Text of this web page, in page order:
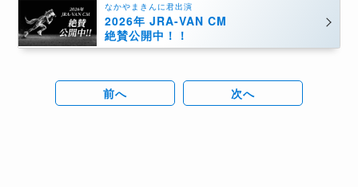
なかやまきんに君出演
2026年 JRA-VAN CM
絶賛公開中！！
前へ 次へ